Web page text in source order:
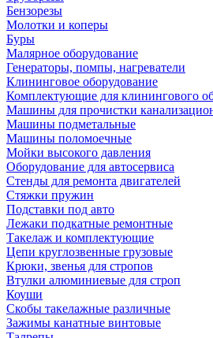
Бензорезы
Молотки и коперы
Буры
Малярное оборудование
Генераторы, помпы, нагреватели
Клининговое оборудование
Комплектующие для клинингового
Машины для прочистки
Машины подметальные
Машины поломоечные
Мойки высокого давления
Оборудование для автосервиса
Стенды для ремонта двигателей
Стяжки пружин
Подставки под авто
Лежаки подкатные ремонтные
Такелаж и комплектующие
Цепи круглозвенные грузовые
Крюки, звенья для стропов
Втулки алюминиевые для строп
Коуши
Скобы такелажные различные
Зажимы канатные винтовые